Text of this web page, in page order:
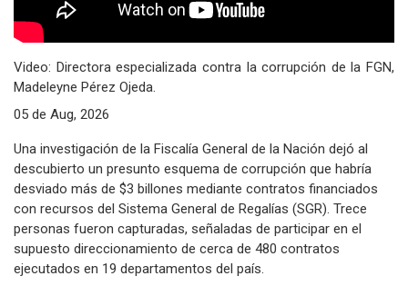
Video: Directora especializada contra la corrupción de la FGN,
Madeleyne Pérez Ojeda.
05 de Aug, 2026
Una investigación de la Fiscalía General de la Nación dejó al
descubierto un presunto esquema de corrupción que habría
desviado más de $3 billones mediante contratos financiados
con recursos del Sistema General de Regalías (SGR). Trece
personas fueron capturadas, señaladas de participar en el
supuesto direccionamiento de cerca de 480 contratos
ejecutados en 19 departamentos del país.